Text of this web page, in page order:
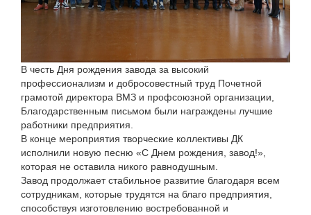
В честь Дня рождения завода за высокий
профессионализм и добросовестный труд Почетной
грамотой директора ВМЗ и профсоюзной организации,
Благодарственным письмом были награждены лучшие
работники предприятия.
В конце мероприятия творческие коллективы ДК
исполнили новую песню «С Днем рождения, завод!»,
которая не оставила никого равнодушным.
Завод продолжает стабильное развитие благодаря всем
сотрудникам, которые трудятся на благо предприятия,
способствуя изготовлению востребованной и